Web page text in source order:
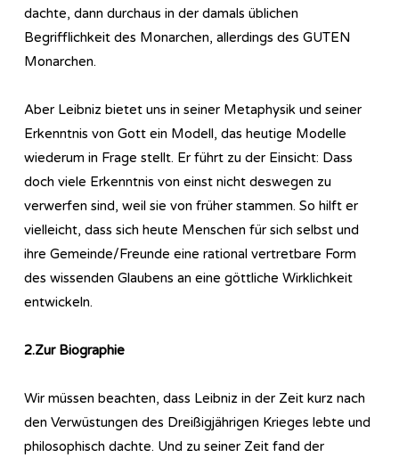
dachte, dann durchaus in der damals üblichen
Begrifflichkeit des Monarchen, allerdings des GUTEN
Monarchen.
Aber Leibniz bietet uns in seiner Metaphysik und seiner
Erkenntnis von Gott ein Modell, das heutige Modelle
wiederum in Frage stellt. Er führt zu der Einsicht: Dass
doch viele Erkenntnis von einst nicht deswegen zu
verwerfen sind, weil sie von früher stammen. So hilft er
vielleicht, dass sich heute Menschen für sich selbst und
ihre Gemeinde/Freunde eine rational vertretbare Form
des wissenden Glaubens an eine göttliche Wirklichkeit
entwickeln.
2.Zur Biographie
Wir müssen beachten, dass Leibniz in der Zeit kurz nach
den Verwüstungen des Dreißigjährigen Krieges lebte und
philosophisch dachte. Und zu seiner Zeit fand der